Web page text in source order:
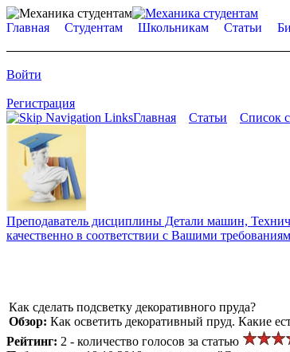
Главная Студентам Школьникам Статьи
Войти
Регистрация
Главная
Статьи Список
Преподаватель дисциплины Детали машин,
качественно в соответствии с Вашими
Как сделать подсветку декоративного пруда?
Обзор: Как осветить декоративный пруд. Какие
Рейтинг: 2 - количество голосов за статью